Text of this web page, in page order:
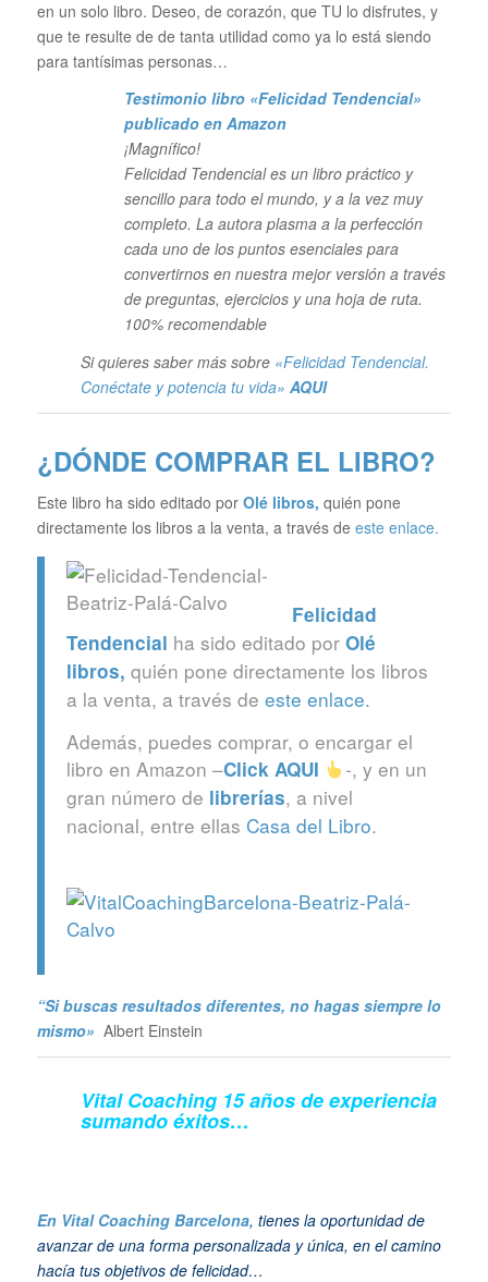
en un solo libro. Deseo, de corazón, que TU lo disfrutes, y
que te resulte de de tanta utilidad como ya lo está siendo
para tantísimas personas…
Testimonio libro «Felicidad Tendencial»
publicado en Amazon
¡Magnífico!
Felicidad Tendencial es un libro práctico y
sencillo para todo el mundo, y a la vez muy
completo. La autora plasma a la perfección
cada uno de los puntos esenciales para
convertirnos en nuestra mejor versión a través
de preguntas, ejercicios y una hoja de ruta.
100% recomendable
Si quieres saber más sobre «Felicidad Tendencial.
Conéctate y potencia tu vida» AQUI
¿DÓNDE COMPRAR EL LIBRO?
Este libro ha sido editado por Olé libros, quién pone
directamente los libros a la venta, a través de este enlace.
Felicidad
Tendencial ha sido editado por Olé
libros, quién pone directamente los libros
a la venta, a través de este enlace.
Además, puedes comprar, o encargar el
libro en Amazon –Click AQUI
-, y en un
gran número de librerías, a nivel
nacional, entre ellas Casa del Libro.
“Si buscas resultados diferentes, no hagas siempre lo
mismo» Albert Einstein
Vital Coaching 15 años de experiencia
sumando éxitos…
En Vital Coaching Barcelona, tienes la oportunidad de
avanzar de una forma personalizada y única, en el camino
hacía tus objetivos de felicidad…